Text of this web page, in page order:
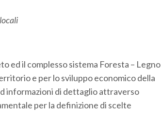
ed il complesso sistema Foresta – Legno
e per lo sviluppo economico della
informazioni di dettaglio attraverso
per la definizione di scelte